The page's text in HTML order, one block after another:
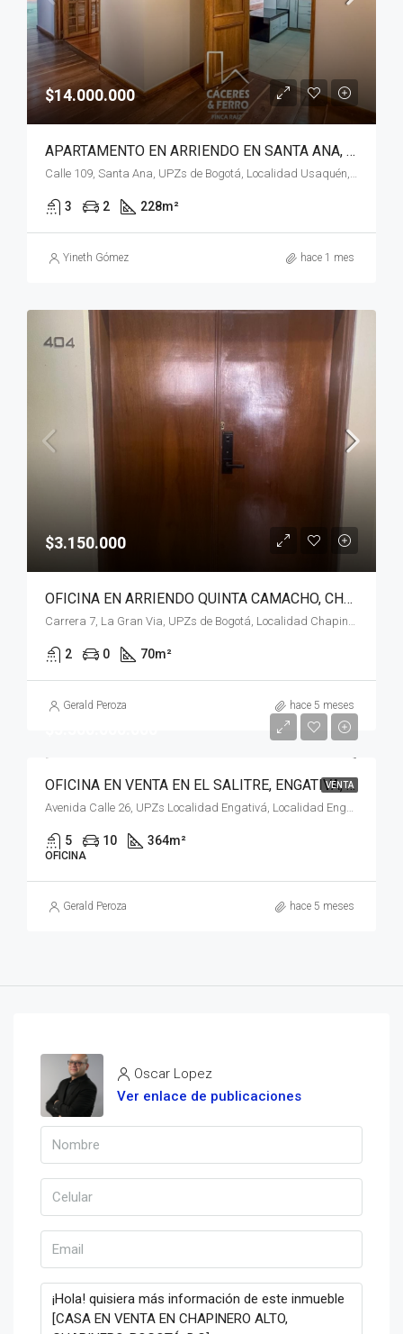
$14.000.000
APARTAMENTO EN ARRIENDO EN SANTA ANA, USAQUÉN, BOGOTÁ, D.C.
Calle 109, Santa Ana, UPZs de Bogotá, Localidad Usaquén, Bogotá, Bogotá, Distrito Capital, RAP (Especial) Central, 110111, Colombia
3 2 228m²
Yineth Gómez hace 1 mes
$3.150.000
OFICINA EN ARRIENDO QUINTA CAMACHO, CHAPINERO, BOGOTÁ, D.C.
Carrera 7, La Gran Via, UPZs de Bogotá, Localidad Chapinero, Bogotá, Bogotá, Distrito Capital, RAP (Especial) Central, 110221, Colombia
2 0 70m²
Gerald Peroza hace 5 meses
VENTA
OFICINA EN VENTA EN EL SALITRE, ENGATIVA, BOGOTÁ, D.C
Avenida Calle 26, UPZs Localidad Engativá, Localidad Engativá, Bogotá, Bogotá, Distrito Capital, RAP (Especial) Central, 111071, Colombia
5 10 364m²
OFICINA
Gerald Peroza hace 5 meses
Oscar Lopez
Ver enlace de publicaciones